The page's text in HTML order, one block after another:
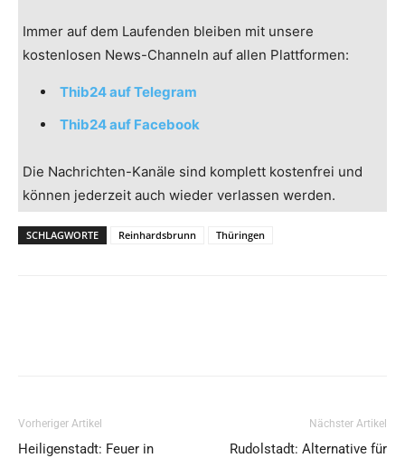
Immer auf dem Laufenden bleiben mit unsere
kostenlosen News-Channeln auf allen Plattformen:
Thib24 auf Telegram
Thib24 auf Facebook
Die Nachrichten-Kanäle sind komplett kostenfrei und
können jederzeit auch wieder verlassen werden.
SCHLAGWORTE Reinhardsbrunn Thüringen
Vorheriger Artikel
Heiligenstadt: Feuer in
Nächster Artikel
Rudolstadt: Alternative für